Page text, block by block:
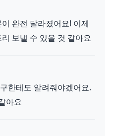
완전 달라졌어요! 이제
보낼 수 있을 것 같아요
한테도 알려줘야겠어요.
아요